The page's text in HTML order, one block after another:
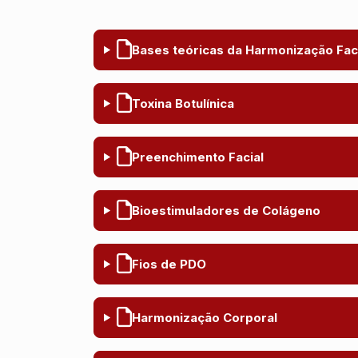
Bases teóricas da Harmonização
Toxina Botulínica
Preenchimento Facial
Bioestimuladores de Colágeno
Fios de PDO
Harmonização Corporal